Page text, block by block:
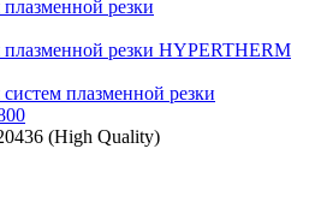
резки
резки HYPERTHERM
плазменной резки
(High Quality)